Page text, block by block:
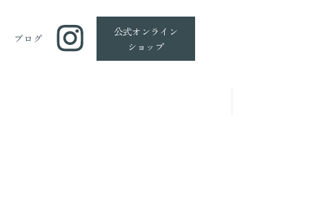
ブログ
公式オンライン
ショップ